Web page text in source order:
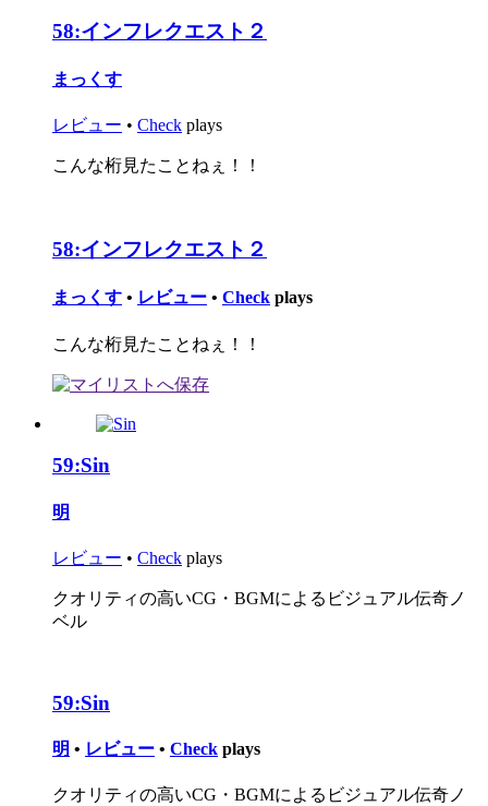
58:インフレクエスト２
まっくす
レビュー • Check plays
こんな桁見たことねぇ！！
58:インフレクエスト２
まっくす • レビュー • Check plays
こんな桁見たことねぇ！！
59:Sin
明
レビュー • Check plays
クオリティの高いCG・BGMによるビジュアル伝奇ノ
ベル
59:Sin
明 • レビュー • Check plays
クオリティの高いCG・BGMによるビジュアル伝奇ノ